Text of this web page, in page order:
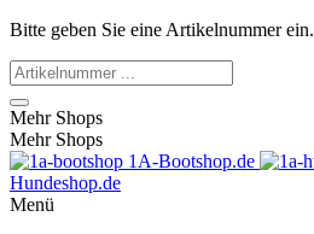
Bitte geben Sie eine Artikelnummer ein.
Mehr Shops
Mehr Shops
1A-Bootshop.de
Hundeshop.de
Menü